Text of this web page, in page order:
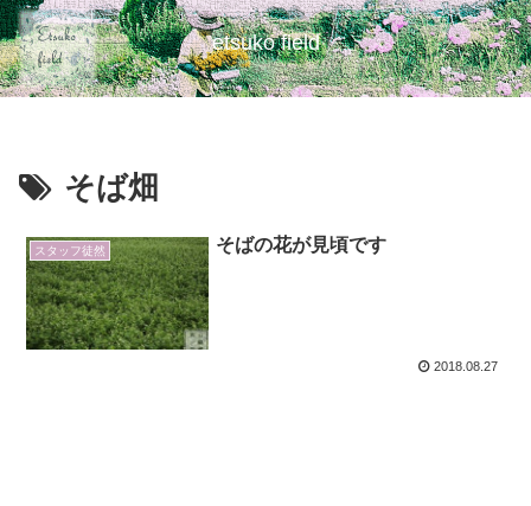
etsuko field
そば畑
スタッフ徒然 そばの花が見頃です
2018.08.27